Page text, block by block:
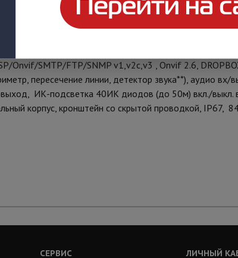
120дБ, раздельные настройки для дневного и
объектив 2,7-12 мм, 0.005 Лк @ F1.2 (0 Лк
ИК-фильтр), Н.264/H.265/MJPEG(MJPEG для
Onvif/SMTP/FTP/SNMP v1,v2c,v3 , Onvif 2.6,
пересечение линии, детектор звука**), аудио вх/
ИК-подсветка 40ИК диодов (до 50м) вкл./выкл.
корпус, кронштейн со скрытой проводкой, IР67,
СЕРВИС ЛИЧНЫЙ